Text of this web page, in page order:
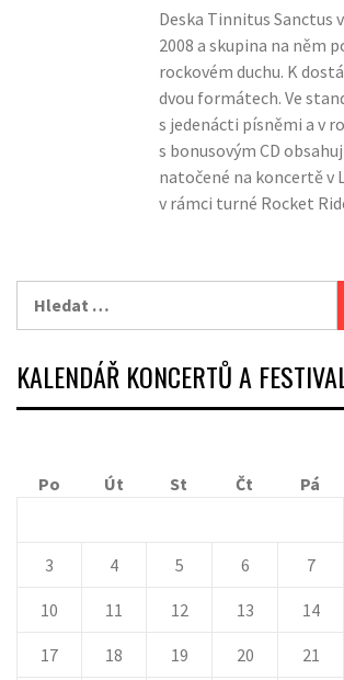
Deska Tinnitus Sanctus
2008 a skupina na něm
rockovém duchu. K
dvou formátech. Ve
s jedenácti písněmi a v
s bonusovým CD
natočené na koncertě v
v rámci turné Rocket
KALENDÁŘ KONCERTŮ A
Po
Út St Čt Pá
3 4 5 6 7
10 11 12 13 14
17 18 19 20 21